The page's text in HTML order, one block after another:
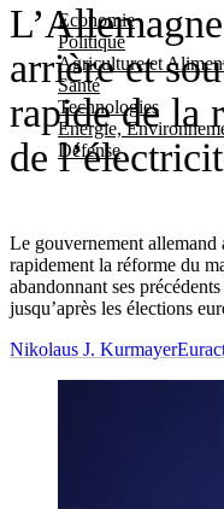
Economie
Politique
Agriculture et
Santé
Technologies
Energie,
Défense
arrière et
rapide de la
de
Le gouvernement allemand
rapidement la réforme du
abandonnant ses
jusqu’après les élections
Nikolaus J. Kurmayer